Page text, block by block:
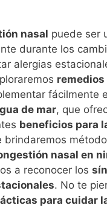
nasal puede ser
durante los
alergias
remedios
fácilmente
de mar, que
beneficios para
brindaremos
nasal en
a reconocer los
. No te
para cuidar